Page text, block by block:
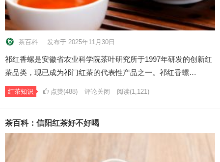
茶百科 发布于 2025年11月30日
祁红香螺是安徽省农业科学院茶叶研究所于1997年研发的创新红
茶品类，现已成为祁门红茶的代表性产品之一。祁红香螺…
红茶知识 点赞(488) 评论关闭 阅读(1,121)
茶百科：信阳红茶好不好喝